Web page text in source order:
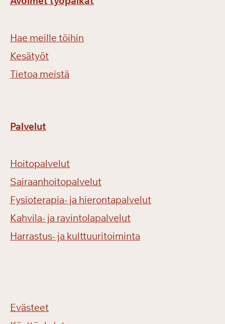
Hae meille töihin
Kesätyöt
Tietoa meistä
Palvelut
Hoitopalvelut
Sairaanhoitopalvelut
Fysioterapia- ja hierontapalvelut
Kahvila- ja ravintolapalvelut
Harrastus- ja kulttuuritoiminta
Evästeet